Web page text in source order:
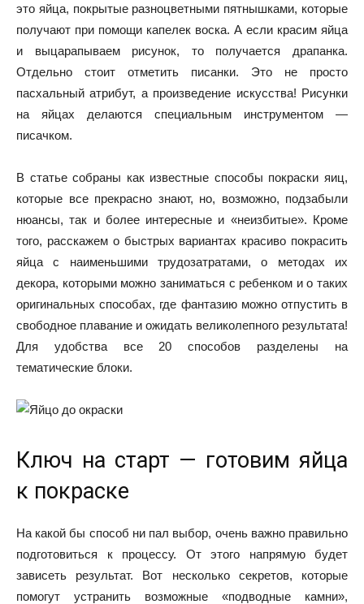
это яйца, покрытые разноцветными пятнышками, которые
получают при помощи капелек воска. А если красим яйца
и выцарапываем рисунок, то получается драпанка.
Отдельно стоит отметить писанки. Это не просто
пасхальный атрибут, а произведение искусства! Рисунки
на яйцах делаются специальным инструментом —
писачком.
В статье собраны как известные способы покраски яиц,
которые все прекрасно знают, но, возможно, подзабыли
нюансы, так и более интересные и «неизбитые». Кроме
того, расскажем о быстрых вариантах красиво покрасить
яйца с наименьшими трудозатратами, о методах их
декора, которыми можно заниматься с ребенком и о таких
оригинальных способах, где фантазию можно отпустить в
свободное плавание и ожидать великолепного результата!
Для удобства все 20 способов разделены на
тематические блоки.
Ключ на старт — готовим яйца
к покраске
На какой бы способ ни пал выбор, очень важно правильно
подготовиться к процессу. От этого напрямую будет
зависеть результат. Вот несколько секретов, которые
помогут устранить возможные «подводные камни»,